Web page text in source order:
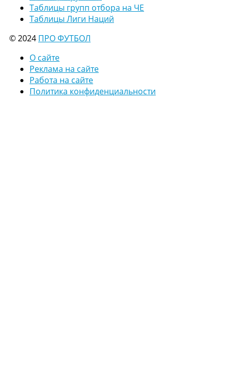
Таблицы групп отбора на ЧЕ
Таблицы Лиги Наций
© 2024 ПРО ФУТБОЛ
О сайте
Реклама на сайте
Работа на сайте
Политика конфиденциальности